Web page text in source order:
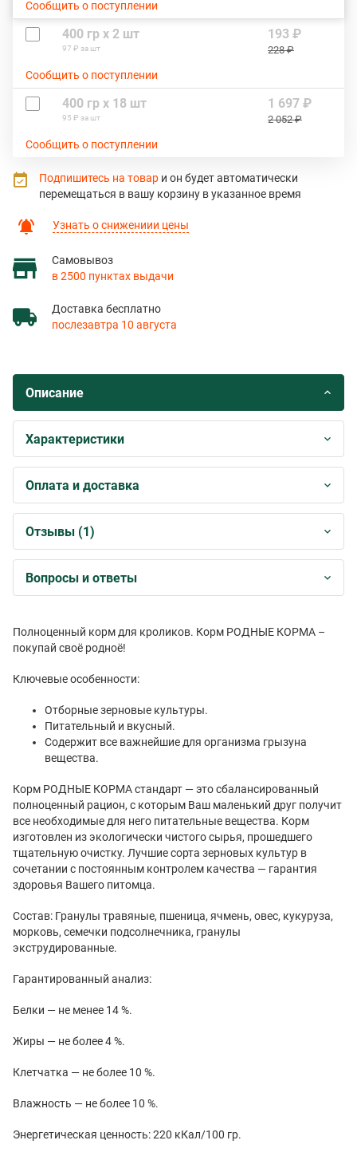
Сообщить о поступлении
400 гр х 2 шт
97 ₽ за шт
193 ₽
228 ₽
Сообщить о поступлении
400 гр х 18 шт
95 ₽ за шт
1 697 ₽
2 052 ₽
Сообщить о поступлении
Узнать о снижениии цены
Самовывоз
в 2500 пунктах выдачи
Доставка бесплатно
послезавтра 10 августа
Подпишитесь на товар и он будет автоматически
перемещаться в вашу корзину в указанное время
Описание
Характеристики
Оплата и доставка
Отзывы (1)
Вопросы и ответы
Полноценный корм для кроликов. Корм РОДНЫЕ КОРМА –
покупай своё родноё!
Ключевые особенности:
Отборные зерновые культуры.
Питательный и вкусный.
Содержит все важнейшие для организма грызуна
вещества.
Корм РОДНЫЕ КОРМА стандарт — это сбалансированный
полноценный рацион, с которым Ваш маленький друг получит
все необходимые для него питательные вещества. Корм
изготовлен из экологически чистого сырья, прошедшего
тщательную очистку. Лучшие сорта зерновых культур в
сочетании с постоянным контролем качества — гарантия
здоровья Вашего питомца.
Состав: Гранулы травяные, пшеница, ячмень, овес, кукуруза,
морковь, семечки подсолнечника, гранулы
экструдированные.
Гарантированный анализ:
Белки — не менее 14 %.
Жиры — не более 4 %.
Клетчатка — не более 10 %.
Влажность — не более 10 %.
Энергетическая ценность: 220 кКал/100 гр.